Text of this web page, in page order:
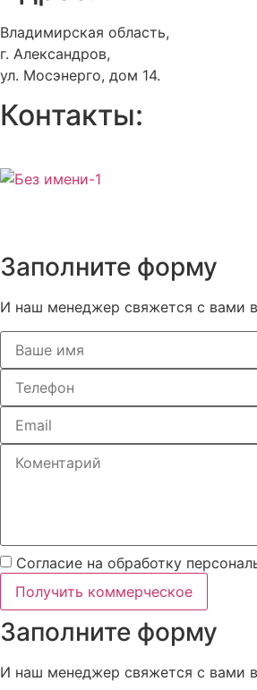
Владимирская область,
г. Александров,
ул. Мосэнерго, дом 14.
Контакты:
Заполните форму
И наш менеджер свяжется с вами
Согласие на обработку
Получить коммерческое
Заполните форму
И наш менеджер свяжется с вами